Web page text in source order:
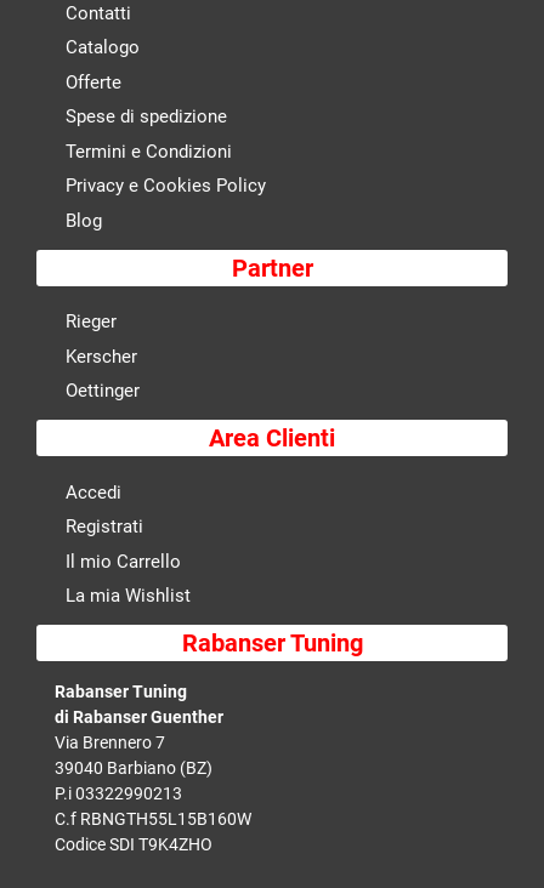
Contatti
Catalogo
Offerte
Spese di spedizione
Termini e Condizioni
Privacy e Cookies Policy
Blog
Partner
Rieger
Kerscher
Oettinger
Area Clienti
Accedi
Registrati
Il mio Carrello
La mia Wishlist
Rabanser Tuning
Rabanser Tuning
di Rabanser Guenther
Via Brennero 7
39040 Barbiano (BZ)
P.i 03322990213
C.f RBNGTH55L15B160W
Codice SDI T9K4ZHO